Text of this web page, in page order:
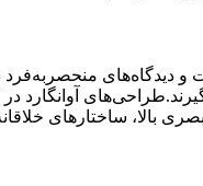
و دیدگاه‌های
آوانگارد
ساختارهای